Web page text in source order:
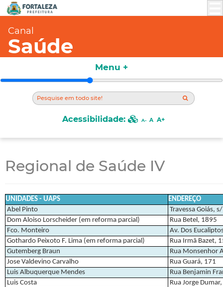
Canal
Saúde
Menu +
Regional de Saúde IV
UNIDADES - UAPS
ENDEREÇO
Abel Pinto
Travessa Goiás,
Dom Aloiso Lorscheider (em reforma parcial)
Rua Betel, 1895
Fco. Monteiro
Av. Dos
Gothardo Peixoto F. Lima (em reforma parcial)
Rua Irmã Bazet,
Gutemberg Braun
Rua Monsenhor
Jose Valdevino Carvalho
Rua Guará, 171
Luis Albuquerque Mendes
Rua Benjamin
Luis Costa
Rua Jorge